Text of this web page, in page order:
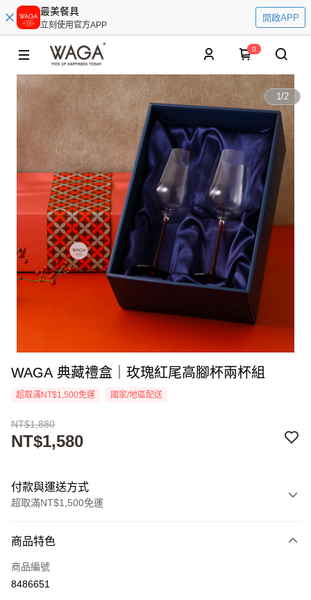
最美餐具
立刻使用官方APP
開啟APP
0
1/2
WAGA 典藏禮盒｜玫瑰紅尾高腳杯兩杯組
超取滿NT$1,500免運 國家/地區配送
NT$1,880
NT$1,580
付款與運送方式
超取滿NT$1,500免運
信用卡一次付款
超商取貨付款
商品特色
商品編號
8486651